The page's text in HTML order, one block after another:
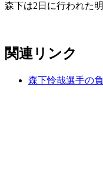
森下は2日に行われた
関連リンク
森下怜哉選手の